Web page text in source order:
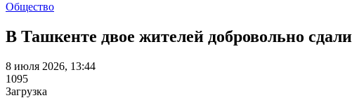
Общество
В Ташкенте двое жителей добровольно
8 июля 2026, 13:44
1095
Загрузка